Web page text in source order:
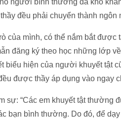
người bình thường đã khó
đều phải chuyển thành ngôn
của mình, có thể nắm bắt được
đăng ký theo học những lớp
biểu hiện của người khuyết tật
được thầy áp dụng vào ngay
sự: “Các em khuyết tật thường
bạn bình thường. Do đó, để